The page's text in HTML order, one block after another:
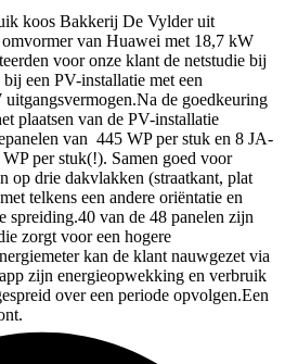
koos Bakkerij De Vylder uit
van Huawei met 18,7 kW
voor onze klant de netstudie bij
een PV-installatie met een
de goedkeuring
plaatsen van de PV-installatie
van 445 WP per stuk en 8 JA-
per stuk(!). Samen goed voor
op drie dakvlakken (straatkant, plat
telkens een andere oriëntatie en
spreiding.40 van de 48 panelen zijn
zorgt voor een hogere
kan de klant nauwgezet via
zijn energieopwekking en verbruik
over een periode opvolgen.Een